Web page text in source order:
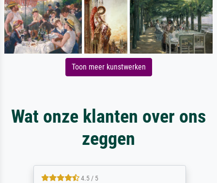
Toon meer kunstwerken
Wat onze klanten over ons
zeggen
4.5 / 5